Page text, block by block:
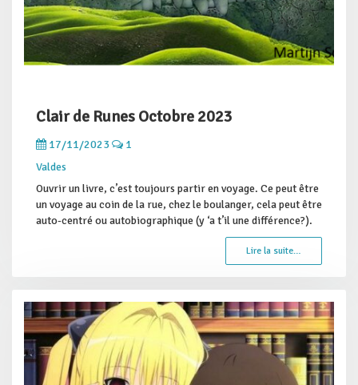
Clair de Runes Octobre 2023
17/11/2023
1
Valdes
Ouvrir un livre, c’est toujours partir en voyage. Ce peut être
un voyage au coin de la rue, chez le boulanger, cela peut être
auto-centré ou autobiographique (y ‘a t’il une différence?).
Lire la suite…